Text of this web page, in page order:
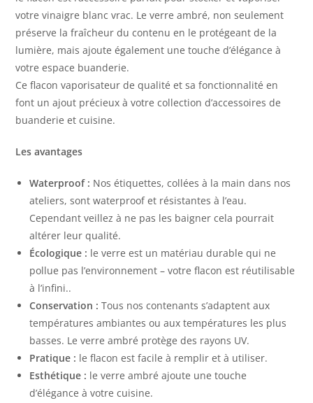
votre vinaigre blanc vrac. Le verre ambré, non seulement
préserve la fraîcheur du contenu en le protégeant de la
lumière, mais ajoute également une touche d’élégance à
votre espace buanderie.
Ce flacon vaporisateur de qualité et sa fonctionnalité en
font un ajout précieux à votre collection d’accessoires de
buanderie et cuisine.
Les avantages
Waterproof : Nos étiquettes, collées à la main dans nos
ateliers, sont waterproof et résistantes à l’eau.
Cependant veillez à ne pas les baigner cela pourrait
altérer leur qualité.
Écologique : le verre est un matériau durable qui ne
pollue pas l’environnement – votre flacon est réutilisable
à l’infini..
Conservation :Tous nos contenants s’adaptent aux
températures ambiantes ou aux températures les plus
basses. Le verre ambré protège des rayons UV.
Pratique : le flacon est facile à remplir et à utiliser.
Esthétique : le verre ambré ajoute une touche
d’élégance à votre cuisine.